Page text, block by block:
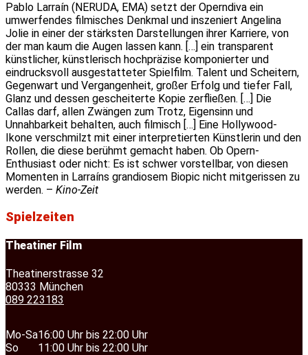
Pablo Larraín (NERUDA, EMA) setzt der Operndiva ein
umwerfendes filmisches Denkmal und inszeniert Angelina
Jolie in einer der stärksten Darstellungen ihrer Karriere, von
der man kaum die Augen lassen kann. […] ein transparent
künstlicher, künstlerisch hochpräzise komponierter und
eindrucksvoll ausgestatteter Spielfilm. Talent und Scheitern,
Gegenwart und Vergangenheit, großer Erfolg und tiefer Fall,
Glanz und dessen gescheiterte Kopie zerfließen. […] Die
Callas darf, allen Zwängen zum Trotz, Eigensinn und
Unnahbarkeit behalten, auch filmisch […] Eine Hollywood-
Ikone verschmilzt mit einer interpretierten Künstlerin und den
Rollen, die diese berühmt gemacht haben. Ob Opern-
Enthusiast oder nicht: Es ist schwer vorstellbar, von diesen
Momenten in Larraíns grandiosem Biopic nicht mitgerissen zu
werden. – Kino-Zeit
Spielzeiten
Theatiner Film
Theatinerstrasse 32
80333 München
089 223183
Mo-Sa
So
16:00 Uhr bis 22:00 Uhr
11:00 Uhr bis 22:00 Uhr